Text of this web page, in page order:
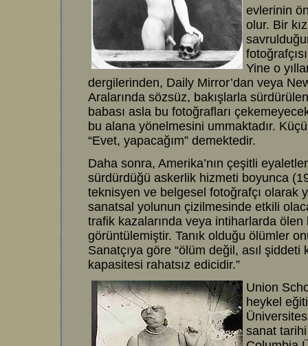
evlerinin
olur. Bir
Yine o
dergilerinden, Daily Mirror’dan veya
Aralarında sözsüz, bakışlarla
babası asla bu fotoğrafları
bu alana yönelmesini ummaktadır.
“Evet, yapacağım” demektedir.
Daha sonra, Amerika’nın çeşitli
sürdürdüğü askerlik hizmeti boyunca
teknisyen ve belgesel fotoğrafçı olarak
sanatsal yolunun çizilmesinde etkili
trafik kazalarında veya intiharlarda
görüntülemiştir. Tanık olduğu ölümler
Sanatçıya göre “ölüm değil, asıl
kapasitesi rahatsız edicidir.”
Union
heykel
sanat